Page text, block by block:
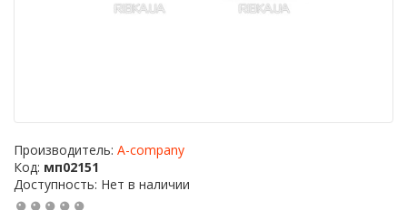
Производитель: A-company
Код: мп02151
Доступность: Нет в наличии